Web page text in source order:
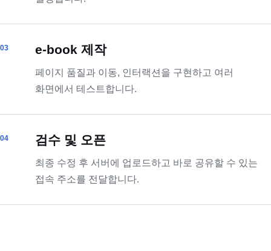
e-book 제작
페이지 품질과 이동, 인터랙션을 구현하고 여러
화면에서 테스트합니다.
검수 및 오픈
최종 수정 후 서버에 업로드하고 바로 공유할 수 있는
접속 주소를 전달합니다.